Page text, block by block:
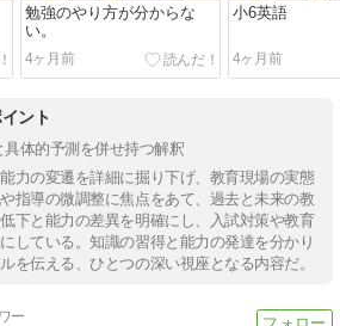
勉強のやり方が分からな
い。
4ヶ月前
小6英語
4ヶ月前
ント
具体的予測を併せ持つ解釈
力の変遷を詳細に掘り下げ、教育現場の実態
指導の微調整に焦点をあて、過去と未来の教
下と能力の差異を明確にし、入試対策や教育
している。知識の習得と能力の発達を分かり
を伝える、ひとつの深い視座となる内容だ。